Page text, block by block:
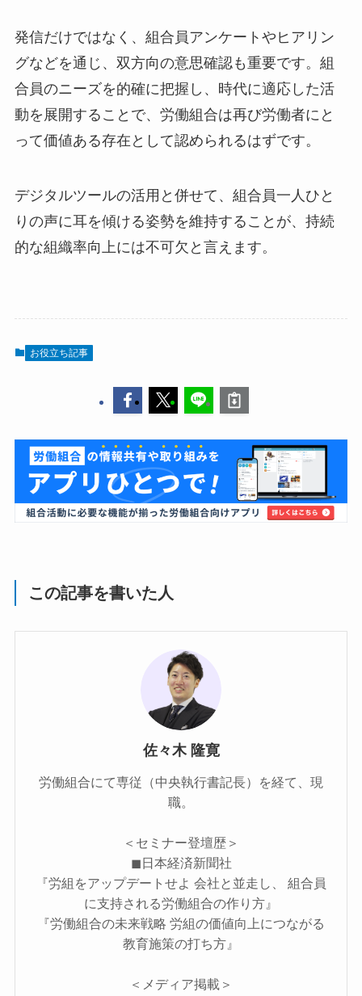
発信だけではなく、組合員アンケートやヒアリン
グなどを通じ、双方向の意思確認も重要です。組
合員のニーズを的確に把握し、時代に適応した活
動を展開することで、労働組合は再び労働者にと
って価値ある存在として認められるはずです。
デジタルツールの活用と併せて、組合員一人ひと
りの声に耳を傾ける姿勢を維持することが、持続
的な組織率向上には不可欠と言えます。
お役立ち記事
この記事を書いた人
佐々木 隆寛
労働組合にて専従（中央執行書記長）を経て、現
職。
＜セミナー登壇歴＞
◼︎日本経済新聞社
『労組をアップデートせよ 会社と並走し、 組合員
に支持される労働組合の作り方』
『労働組合の未来戦略 労組の価値向上につながる
教育施策の打ち方』
＜メディア掲載＞